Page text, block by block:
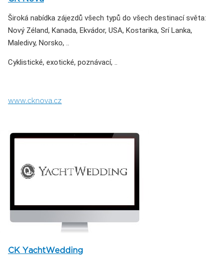
Široká nabídka zájezdů všech typů do všech destinací světa:
Nový Zéland, Kanada, Ekvádor, USA, Kostarika, Srí Lanka,
Maledivy, Norsko, ..
Cyklistické, exotické, poznávací, ..
www.cknova.cz
CK YachtWedding